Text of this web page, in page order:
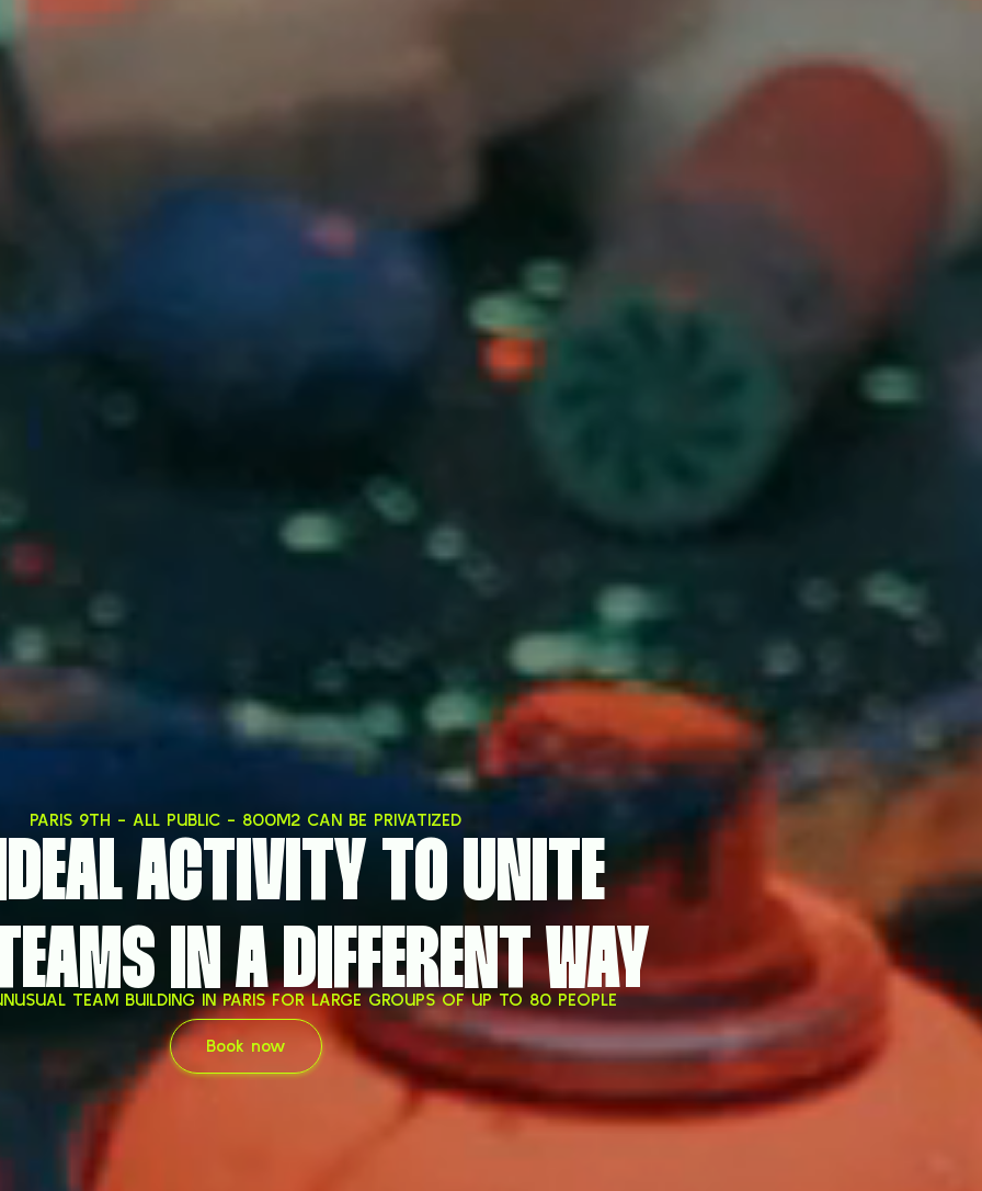
PARIS 9TH - ALL PUBLIC - 800M2 CAN BE PRIVATIZED
ACTIVITY TO UNITE
IN A DIFFERENT WAY
TEAM BUILDING IN PARIS FOR LARGE GROUPS OF UP TO 80 PEOPLE
Book now
Book now